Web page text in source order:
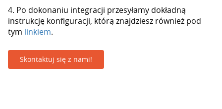
4. Po dokonaniu integracji przesyłamy dokładną
instrukcję konfiguracji, którą znajdziesz również pod
tym linkiem.
Skontaktuj się z nami!